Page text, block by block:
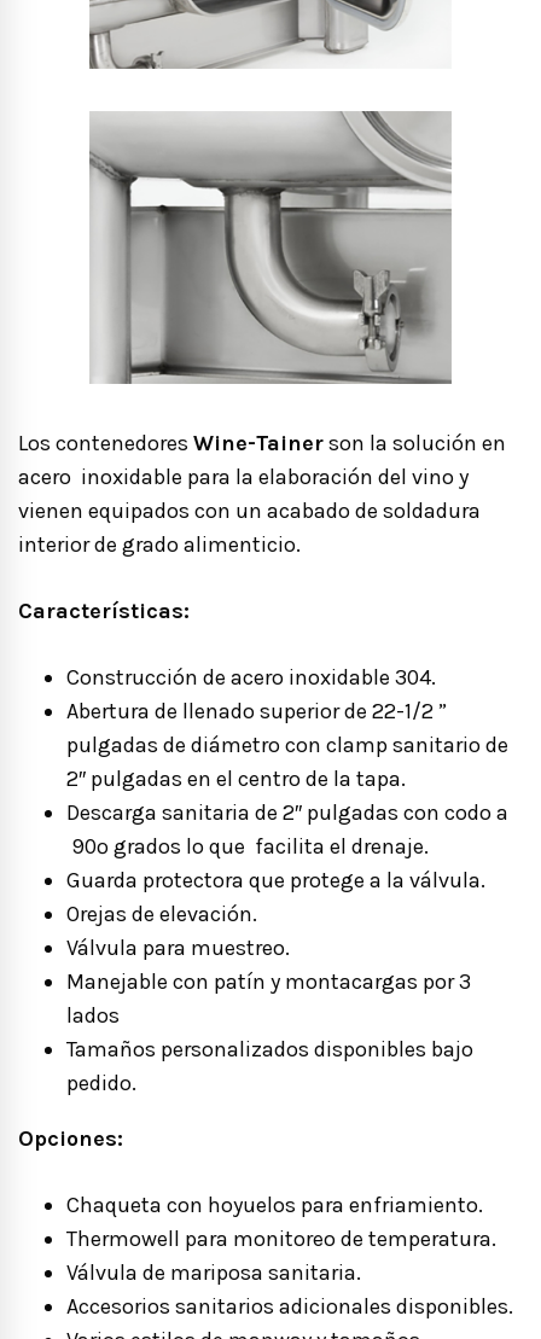
Los contenedores Wine-Tainerson la solución en
acero inoxidable para la elaboración del vino y
vienen equipados con un acabado de soldadura
interior de grado alimenticio.
Características:
Construcción de acero inoxidable 304.
Abertura de llenado superior de 22-1/2 ”
pulgadas de diámetro con clamp sanitario de
2″ pulgadas en el centro de la tapa.
Descarga sanitaria de 2″ pulgadas con codo a
90º grados lo que facilita el drenaje.
Guarda protectora que protege a la válvula.
Orejas de elevación.
Válvula para muestreo.
Manejable con patín y montacargas por 3
lados
Tamaños personalizados disponibles bajo
pedido.
Opciones:
Chaqueta con hoyuelos para enfriamiento.
Thermowell para monitoreo de temperatura.
Válvula de mariposa sanitaria.
Accesorios sanitarios adicionales disponibles.